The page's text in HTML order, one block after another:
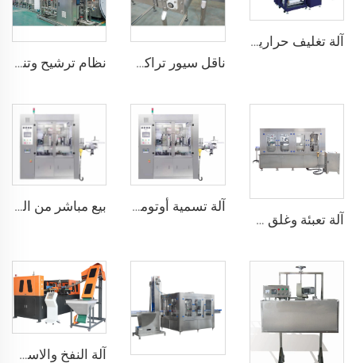
آلة تغليف حرارية أوتوماتيكية مجمعة من PE للبلاستيك زجاجات المياه والمشروبات والعصائر الغازية حالة جديدة محرك
ناقل سيور تراكم الزجاجات من الفولاذ المقاوم للصدأ - ناقل الطاولة المتراكمة
نظام ترشيح وتنقية مياه الأسموز العكسي الصناعي بسعة 6000 لتر و10000 لتر
آلة تعبئة وغلق علب الألمنيوم GDF18-4 لمصنع الجعة الحرفية (نوع 2 في 1)
آلة تسمية أوتوماتيكية دوارة تعمل بالغراء الساخن المذاب، تغذية على شكل لفافة من مادة OPP بيع مباشر من المصنع، آلة تسمية أوتوماتيكية بـ 12 رأسًا تعمل بالغراء الساخن، تغذية لفافية، توفر OPP/BOPP
آلة النفخ والاستretch لقوالب زجاجات المياه البلاستيكية الأوتوماتيكية ذات الأربع حفر